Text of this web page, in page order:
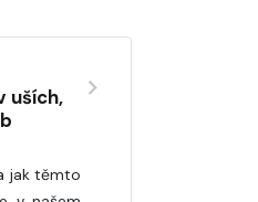
uších,
jak těmto